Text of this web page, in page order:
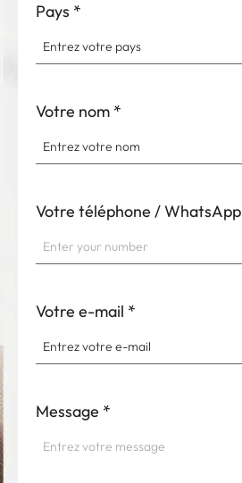
Pays *
Votre nom *
Votre téléphone / WhatsApp
Votre e-mail *
Message *